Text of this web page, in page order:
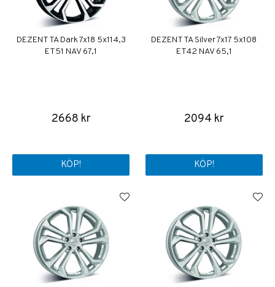
DEZENT TA Dark 7x18 5x114,3
ET51 NAV 67,1
2668 kr
KÖP!
DEZENT TA Silver 7x17 5x108
ET42 NAV 65,1
2094 kr
KÖP!